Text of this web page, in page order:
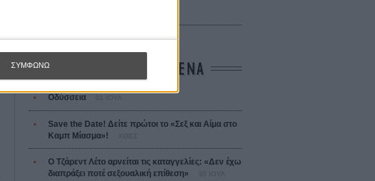
ΣΥΜΦΩΝΩ ΤΑ ΠΙΟ ΔΙΑΒΑΣΜΕΝΑ
Οδύσσεια
Save the Date! Δείτε πρώτοι το «Σεξ και Αίμα στο
Καμπ Μίασμα»!
ΧΘΕΣ
Ο Τζάρεντ Λέτο αρνείται τις καταγγελίες: «Δεν έχω
διαπράξει ποτέ σεξουαλική επίθεση»